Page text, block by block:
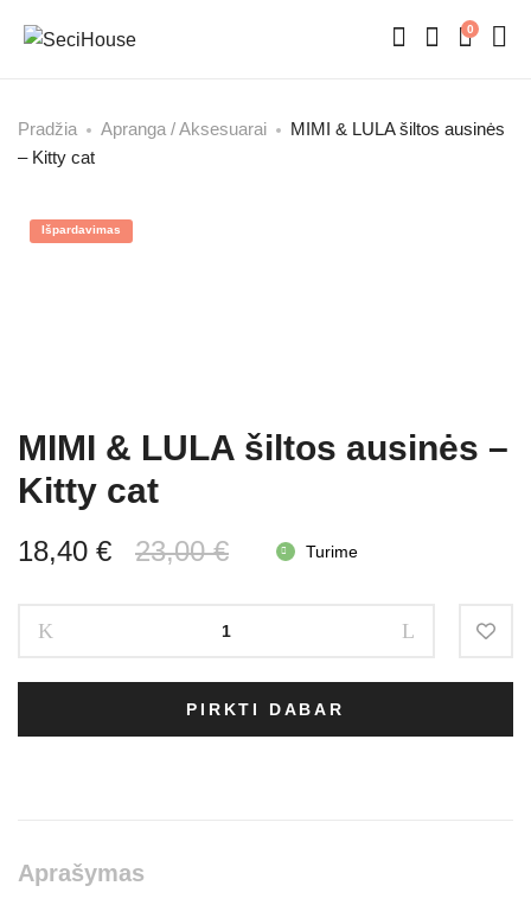
0
Pradžia Apranga / Aksesuarai
MIMI & LULA šiltos ausinės
– Kitty cat
Išpardavimas
MIMI & LULA šiltos ausinės –
Kitty cat
23,00€Original
was:
23,00 €.
18,40 €
Current
is:
18,40 €.
Turime
LULA
ausinės
PIRKTI DABAR
Aprašymas